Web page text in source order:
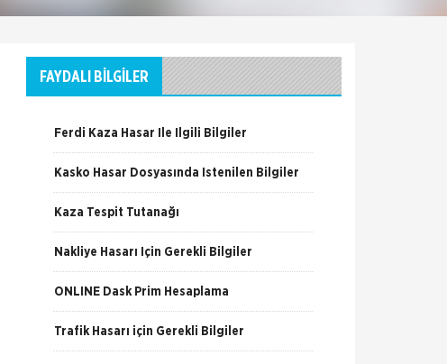
FAYDALI BİLGİLER
Ferdi Kaza Hasar İle İlgili Bilgiler
Kasko Hasar Dosyasında İstenilen Bilgiler
Kaza Tespit Tutanağı
Nakliye Hasarı İçin Gerekli Bilgiler
ONLİNE Dask Prim Hesaplama
Trafik Hasarı için Gerekli Bilgiler
2013 akademik yılında Temel Sigortacılık